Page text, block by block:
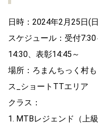
日時：2024年2月25日(
スケジュール：受付
14:30、表彰14:45～
場所：ろまんちっく村
ス_ショートTTエリア
クラス：
1. MTBレジェンド（上級